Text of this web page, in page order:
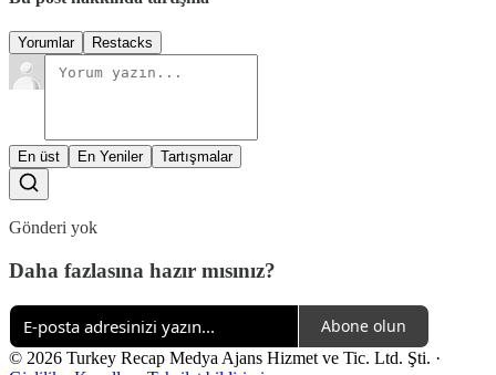
Yorumlar Restacks
En üst En Yeniler Tartışmalar
Gönderi yok
Daha fazlasına hazır mısınız?
Abone olun
© 2026 Turkey Recap Medya Ajans Hizmet ve Tic. Ltd. Şti. ·